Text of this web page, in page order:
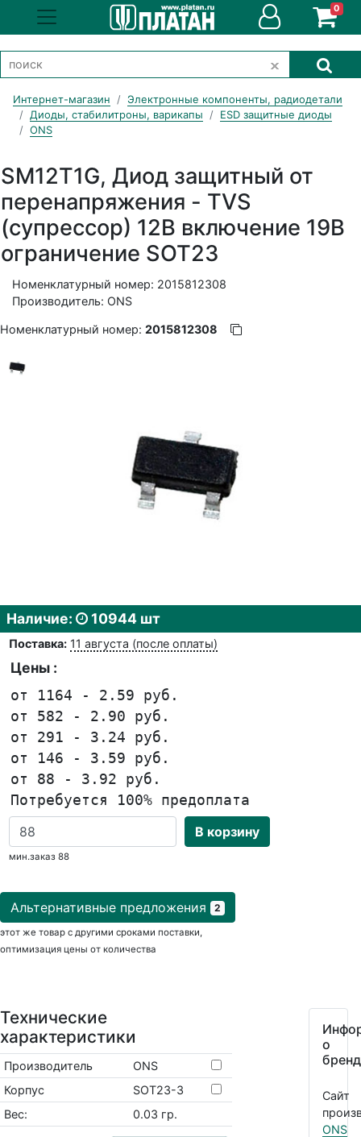
0
Интернет-магазин
Электронные компоненты, радиодетали
Диоды, стабилитроны, варикапы
ESD защитные диоды
ONS
SM12T1G, Диод защитный от
перенапряжения - TVS
(супрессор) 12В включение 19В
ограничение SOT23
Номенклатурный номер: 2015812308
Производитель: ONS
Номенклатурный номер: 2015812308
Наличие: 10944 шт
Поставка: 11 августа (после оплаты)
Цены :
от 1164 - 2.59 руб.
от 582 - 2.90 руб.
от 291 - 3.24 руб.
от 146 - 3.59 руб.
от 88 - 3.92 руб.
Потребуется 100% предоплата
В корзину
мин.заказ 88
Альтернативные предложения 2
этот же товар с другими сроками поставки,
оптимизация цены от количества
Технические
характеристики
Производитель
ONS
Корпус
SOT23-3
Вес:
0.03 гр.
о
Сайт
ONS